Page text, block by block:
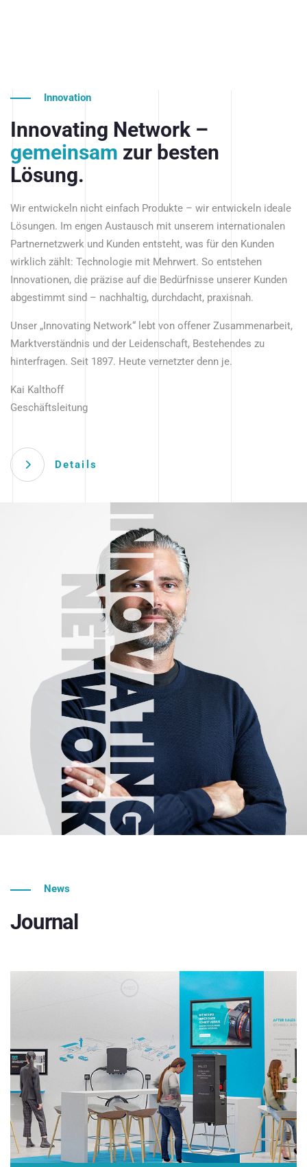
Innovation
Innovating Network –
gemeinsam zur besten
Lösung.
Wir entwickeln nicht einfach Produkte – wir entwickeln ideale
Lösungen. Im engen Austausch mit unserem internationalen
Partnernetzwerk und Kunden entsteht, was für den Kunden
wirklich zählt: Technologie mit Mehrwert. So entstehen
Innovationen, die präzise auf die Bedürfnisse unserer Kunden
abgestimmt sind – nachhaltig, durchdacht, praxisnah.
Unser „Innovating Network“ lebt von offener Zusammenarbeit,
Marktverständnis und der Leidenschaft, Bestehendes zu
hinterfragen. Seit 1897. Heute vernetzter denn je.
Kai Kalthoff
Geschäftsleitung
Details
News
Journal